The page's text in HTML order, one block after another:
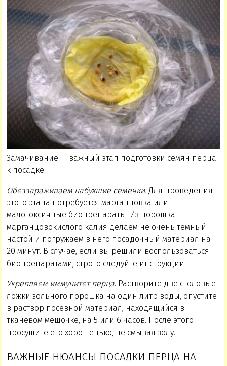
Замачивание — важный этап подготовки семян перца
к посадке
Обеззараживаем набухшие семечки. Для проведения
этого этапа потребуется марганцовка или
малотоксичные биопрепараты. Из порошка
марганцовокислого калия делаем не очень темный
настой и погружаем в него посадочный материал на
20 минут. В случае, если вы решили воспользоваться
биопрепаратами, строго следуйте инструкции.
Укрепляем иммунитет перца. Растворите две столовые
ложки зольного порошка на один литр воды, опустите
в раствор посевной материал, находящийся в
тканевом мешочке, на 5 или 6 часов. После этого
просушите его хорошенько, не смывая золу.
ВАЖНЫЕ НЮАНСЫ ПОСАДКИ ПЕРЦА НА